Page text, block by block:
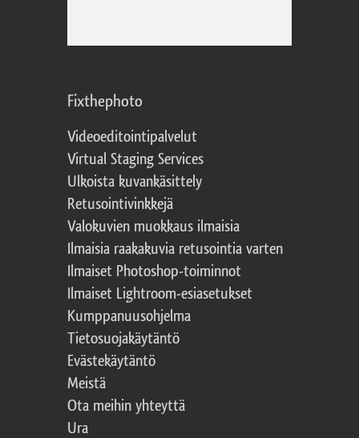
Fixthephoto
Videoeditointipalvelut
Virtual Staging Services
Ulkoista kuvankäsittely
Retusointivinkkejä
Valokuvien muokkaus ilmaisia
Ilmaisia raakakuvia retusointia varten
Ilmaiset Photoshop-toiminnot
Ilmaiset Lightroom-esiasetukset
Kumppanuusohjelma
Tietosuojakäytäntö
Evästekäytäntö
Meistä
Ota meihin yhteyttä
Ura